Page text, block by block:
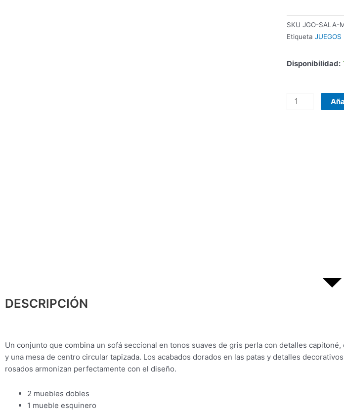
SKU JGO-SALA-
Etiqueta JUEGOS
Disponibilidad:
COMBO
TECLADO/
DESCRIPCIÓN
Un conjunto que combina un sofá seccional en tonos suaves de gris perla con detalles
y una mesa de centro circular tapizada. Los acabados dorados en las patas y detalles
rosados ​​armonizan perfectamente con el diseño.
2 muebles dobles
1 mueble esquinero